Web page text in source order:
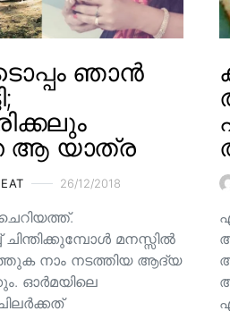
ഞാൻ
ആ യാത്ര
26/12/2018
ചിന്തിക്കുമ്പോൾ മനസ്സിൽ
നാം നടത്തിയ ആദ്യ
ഓർമയിലെ